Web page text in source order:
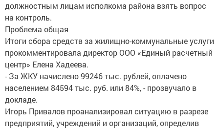
должностным лицам исполкома района взять вопрос
на контроль.
Проблема общая
Итоги сбора средств за жилищно-коммунальные услуги
прокомментировала директор ООО «Единый расчетный
центр» Елена Хадеева.
- За ЖКУ начислено 99246 тыс. рублей, оплачено
населением 84594 тыс. руб. или 84%, - прозвучало в
докладе.
Игорь Привалов проанализировал ситуацию в разрезе
предприятий, учреждений и организаций, определив